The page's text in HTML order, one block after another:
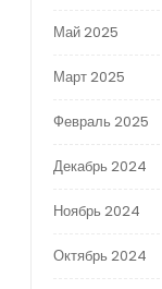
Май 2025
Март 2025
Февраль 2025
Декабрь 2024
Ноябрь 2024
Октябрь 2024